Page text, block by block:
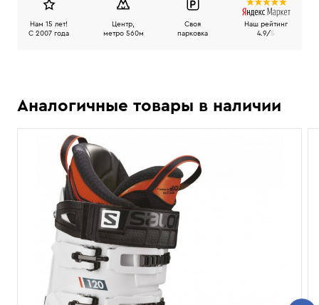
Нам 15 лет!
C 2007 года
Центр,
метро 560м
Своя
парковка
Наш рейтинг
4.9/5
Аналогичные товары в наличии